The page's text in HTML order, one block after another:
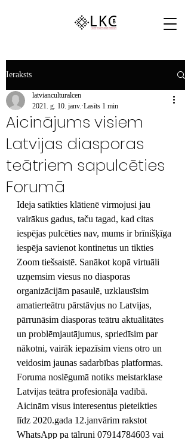
Ieraksts
Aicinājums visiem
Latvijas diasporas
teātriem sapulcēties
Forumā
latvianculturalcen
2021. g. 10. janv. Lasīts 1 min
Ideja satikties klātienē virmojusi jau
vairākus gadus, taču tagad, kad citas
iespējas pulcēties nav, mums ir brīnišķīga
iespēja savienot kontinetus un tikties
Zoom tiešsaistē. Sanākot kopā virtuāli
uzņemsim viesus no diasporas
organizācijām pasaulē, uzklausīsim
amatierteātru pārstāvjus no Latvijas,
pārrunāsim diasporas teātru aktuālitātes
un problēmjautājumus, spriedīsim par
nākotni, vairāk iepazīsim viens otro un
veidosim jaunas sadarbības platformas.
Foruma noslēgumā notiks meistarklase
Latvijas teātra profesionāļa vadībā.
Aicinām visus interesentus pieteikties
līdz 2020.gada 12.janvārim rakstot
WhatsApp pa tālruni 07914784603 vai